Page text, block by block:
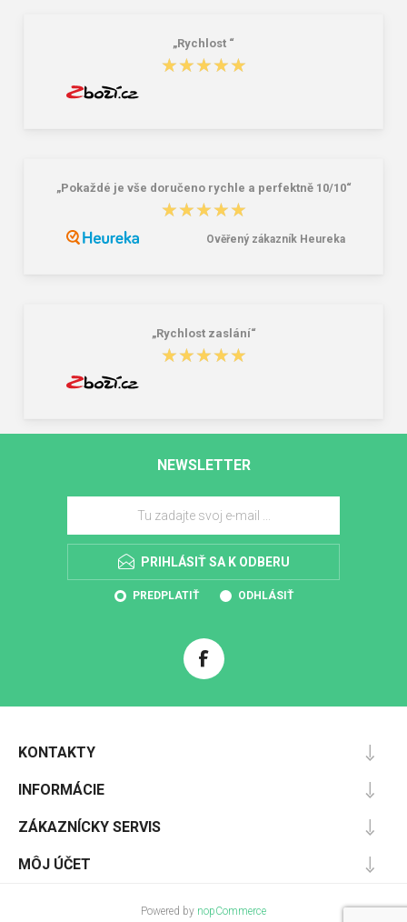
„Rychlost “
★★★★★
★★★★★
„Pokaždé je vše doručeno rychle a perfektně 10/10“
★★★★★
★★★★★
Ověřený zákazník Heureka
„Rychlost zaslání“
★★★★★
★★★★★
NEWSLETTER
PRIHLÁSIŤ SA K ODBERU
PREDPLATIŤ ODHLÁSIŤ
KONTAKTY
INFORMÁCIE
ZÁKAZNÍCKY SERVIS
MÔJ ÚČET
Powered by nopCommerce